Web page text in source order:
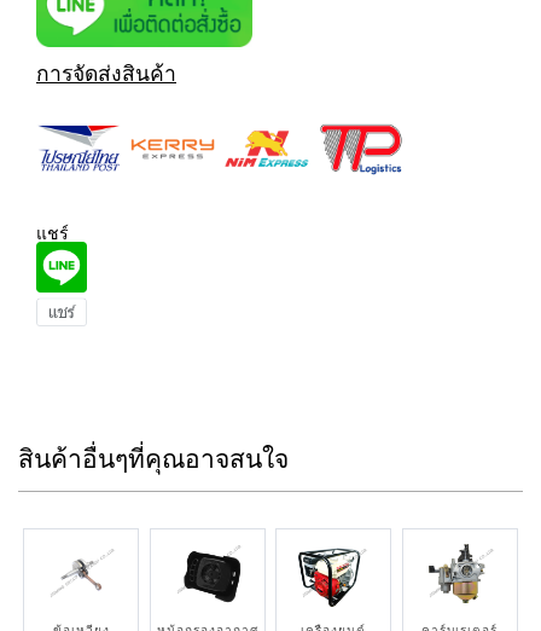
การจัดส่งสินค้า
แชร์
สินค้าอื่นๆที่คุณอาจสนใจ